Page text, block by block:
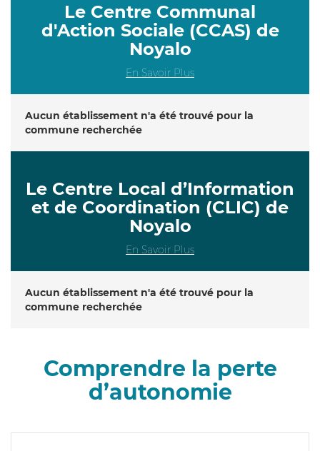
Le Centre Communal
d'Action Sociale (CCAS) de
Noyalo
En Savoir Plus
Aucun établissement n'a été trouvé pour la
commune recherchée
Le Centre Local d’Information
et de Coordination (CLIC) de
Noyalo
En Savoir Plus
Aucun établissement n'a été trouvé pour la
commune recherchée
Comprendre la perte
d’autonomie